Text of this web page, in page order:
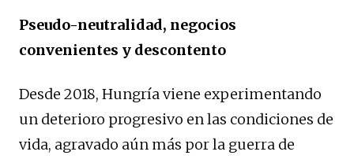
Pseudo-neutralidad, negocios
convenientes y descontento
Desde 2018, Hungría viene experimentando
un deterioro progresivo en las condiciones de
vida, agravado aún más por la guerra de